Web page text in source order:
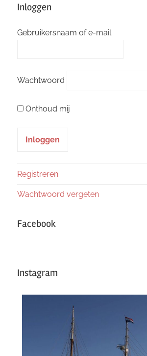
Inloggen
Gebruikersnaam of e-mail
Wachtwoord
Onthoud mij
Registreren
Wachtwoord vergeten
Facebook
Instagram